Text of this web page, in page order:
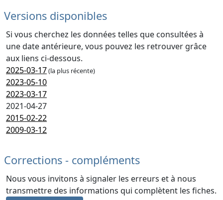
Versions disponibles
Si vous cherchez les données telles que consultées à
une date antérieure, vous pouvez les retrouver grâce
aux liens ci-dessous.
2025-03-17(la plus récente)
2023-05-10
2023-03-17
2021-04-27
2015-02-22
2009-03-12
Corrections - compléments
Nous vous invitons à signaler les erreurs et à nous
transmettre des informations qui complètent les fiches.